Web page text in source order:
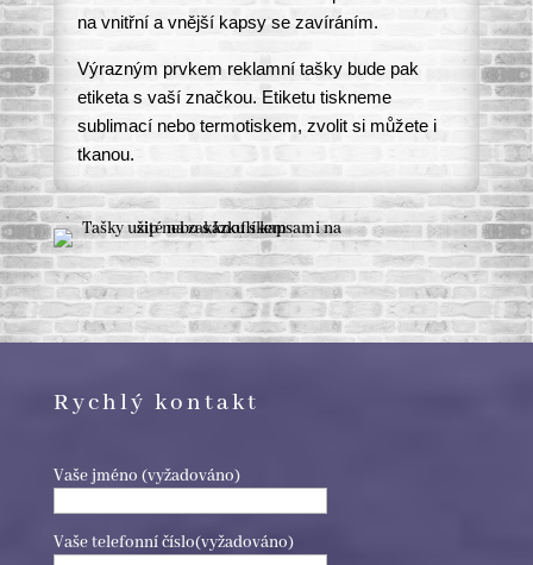
na vnitřní a vnější kapsy se zavíráním.
Výrazným prvkem reklamní tašky bude pak
etiketa s vaší značkou. Etiketu tiskneme
sublimací nebo termotiskem, zvolit si můžete i
tkanou.
Rychlý kontakt
Vaše jméno (vyžadováno)
Vaše telefonní číslo(vyžadováno)